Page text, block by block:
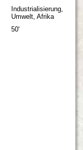
Industrialisierung,
Umwelt, Afrika
50'